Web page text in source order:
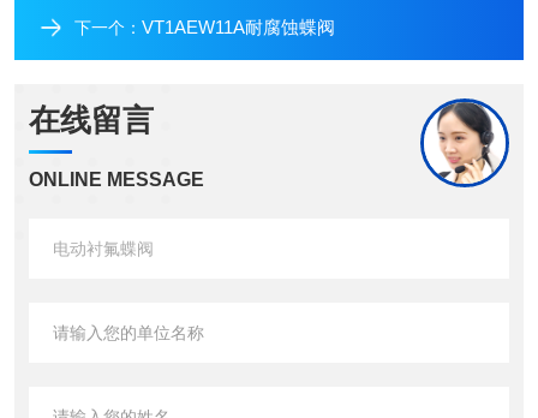
下一个： VT1AEW11A耐腐蚀蝶阀
在线留言
ONLINE MESSAGE